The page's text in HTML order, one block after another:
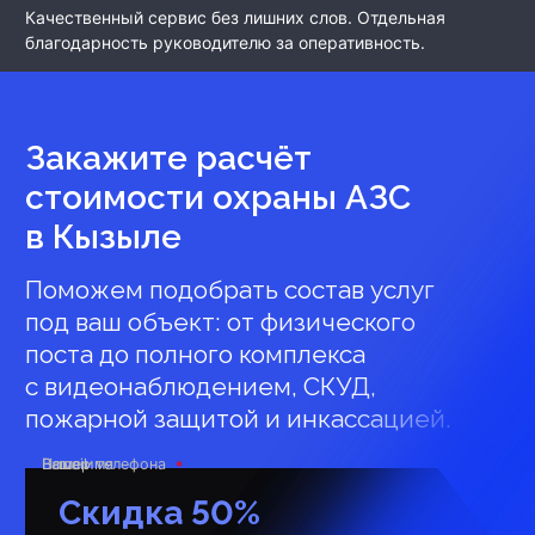
Качественный сервис без лишних слов. Отдельная
благодарность руководителю за оперативность.
Закажите расчёт
стоимости охраны АЗС
в Кызыле
Поможем подобрать состав услуг
под ваш объект: от физического
поста до полного комплекса
с видеонаблюдением, СКУД,
пожарной защитой и инкассацией.
Скидка 50%
Ваше имя
Номер телефона
E-mail